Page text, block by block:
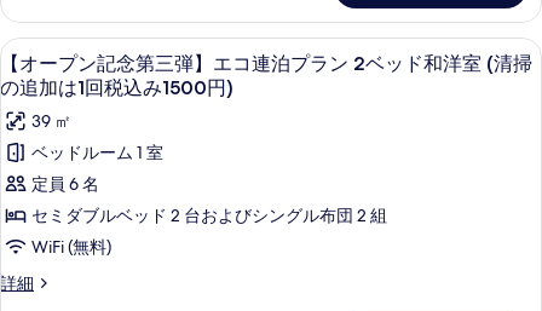
コ
連
泊
プ
ラ
ン
4
ベ
ッ
ド
記
念
第
三
弾】
エ
コ
連
泊
プ
ン
4
ベ
【オ
ー
プ
ン
記
念
第
三
羽毛の掛け布団、デスク、ノートパ
12
【オープン記念第三弾】エコ連泊プラン 2ベッド和洋室 (清掃
の追加は1回税込み1500円)
39 ㎡
ベッドルーム 1 室
定員 6 名
セミダブルベッド 2 台およびシングル布団 2 組
WiFi (無料)
詳細
【オ